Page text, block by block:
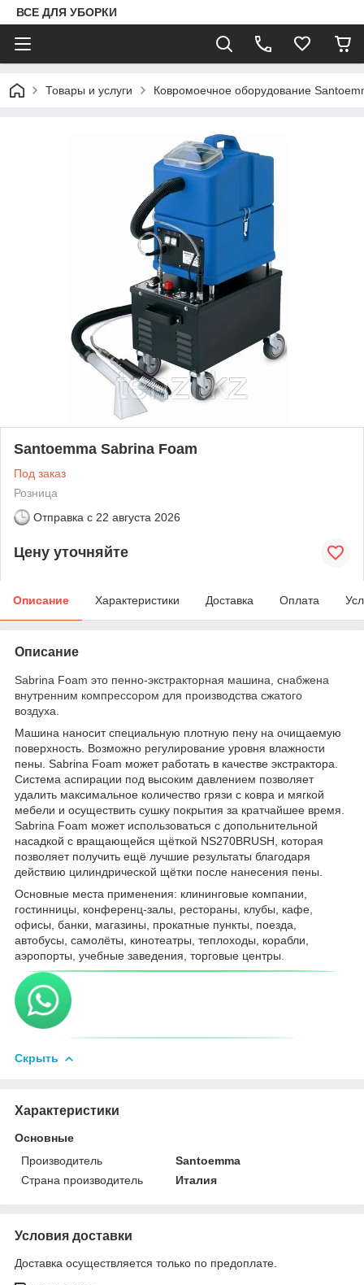
ВСЕ ДЛЯ УБОРКИ
Товары и услуги Ковромоечное оборудование
Santoemma Sabrina Foam
Под заказ
Розница
Отправка с 22 августа 2026
Цену уточняйте
Описание Характеристики Доставка Оплата
Описание
Sabrina Foam это пенно-экстракторная машина, снабжена
внутренним компрессором для производства сжатого
воздуха.
Машина наносит специальную плотную пену на очищаемую
поверхность. Возможно регулирование уровня влажности
пены. Sabrina Foam может работать в качестве экстрактора.
Система аспирации под высоким давлением позволяет
удалить максимальное количество грязи c ковра и мягкой
мебели и осуществить сушку покрытия за кратчайшее время.
Sabrina Foam может использоваться с допольнительной
насадкой с вращающейся щёткой NS270BRUSH, которая
позволяет получить ещё лучшие результаты благодаря
действию цилиндрической щётки после нанесения пены.
Основные места применения: клининговые компании,
гостинницы, конференц-залы, рестораны, клубы, кафе,
oфисы, банки, магазины, прокатные пункты, поезда,
автобусы, самолёты, кинотеатры, теплоходы, корабли,
аэропорты, учебные заведения, торговые центры.
Скрыть
Характеристики
Основные
Производитель
Santoemma
Страна производитель
Италия
Условия доставки
Доставка осуществляется только по предоплате.